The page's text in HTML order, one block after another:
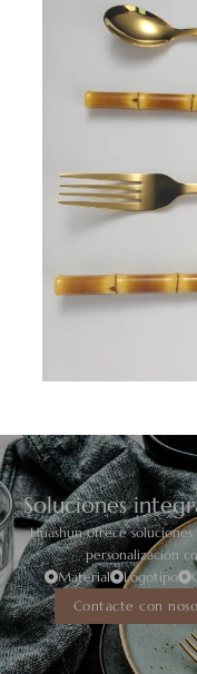
Soluciones
Huashun ofrece
personalización
Material
Logotipo
Contacte con